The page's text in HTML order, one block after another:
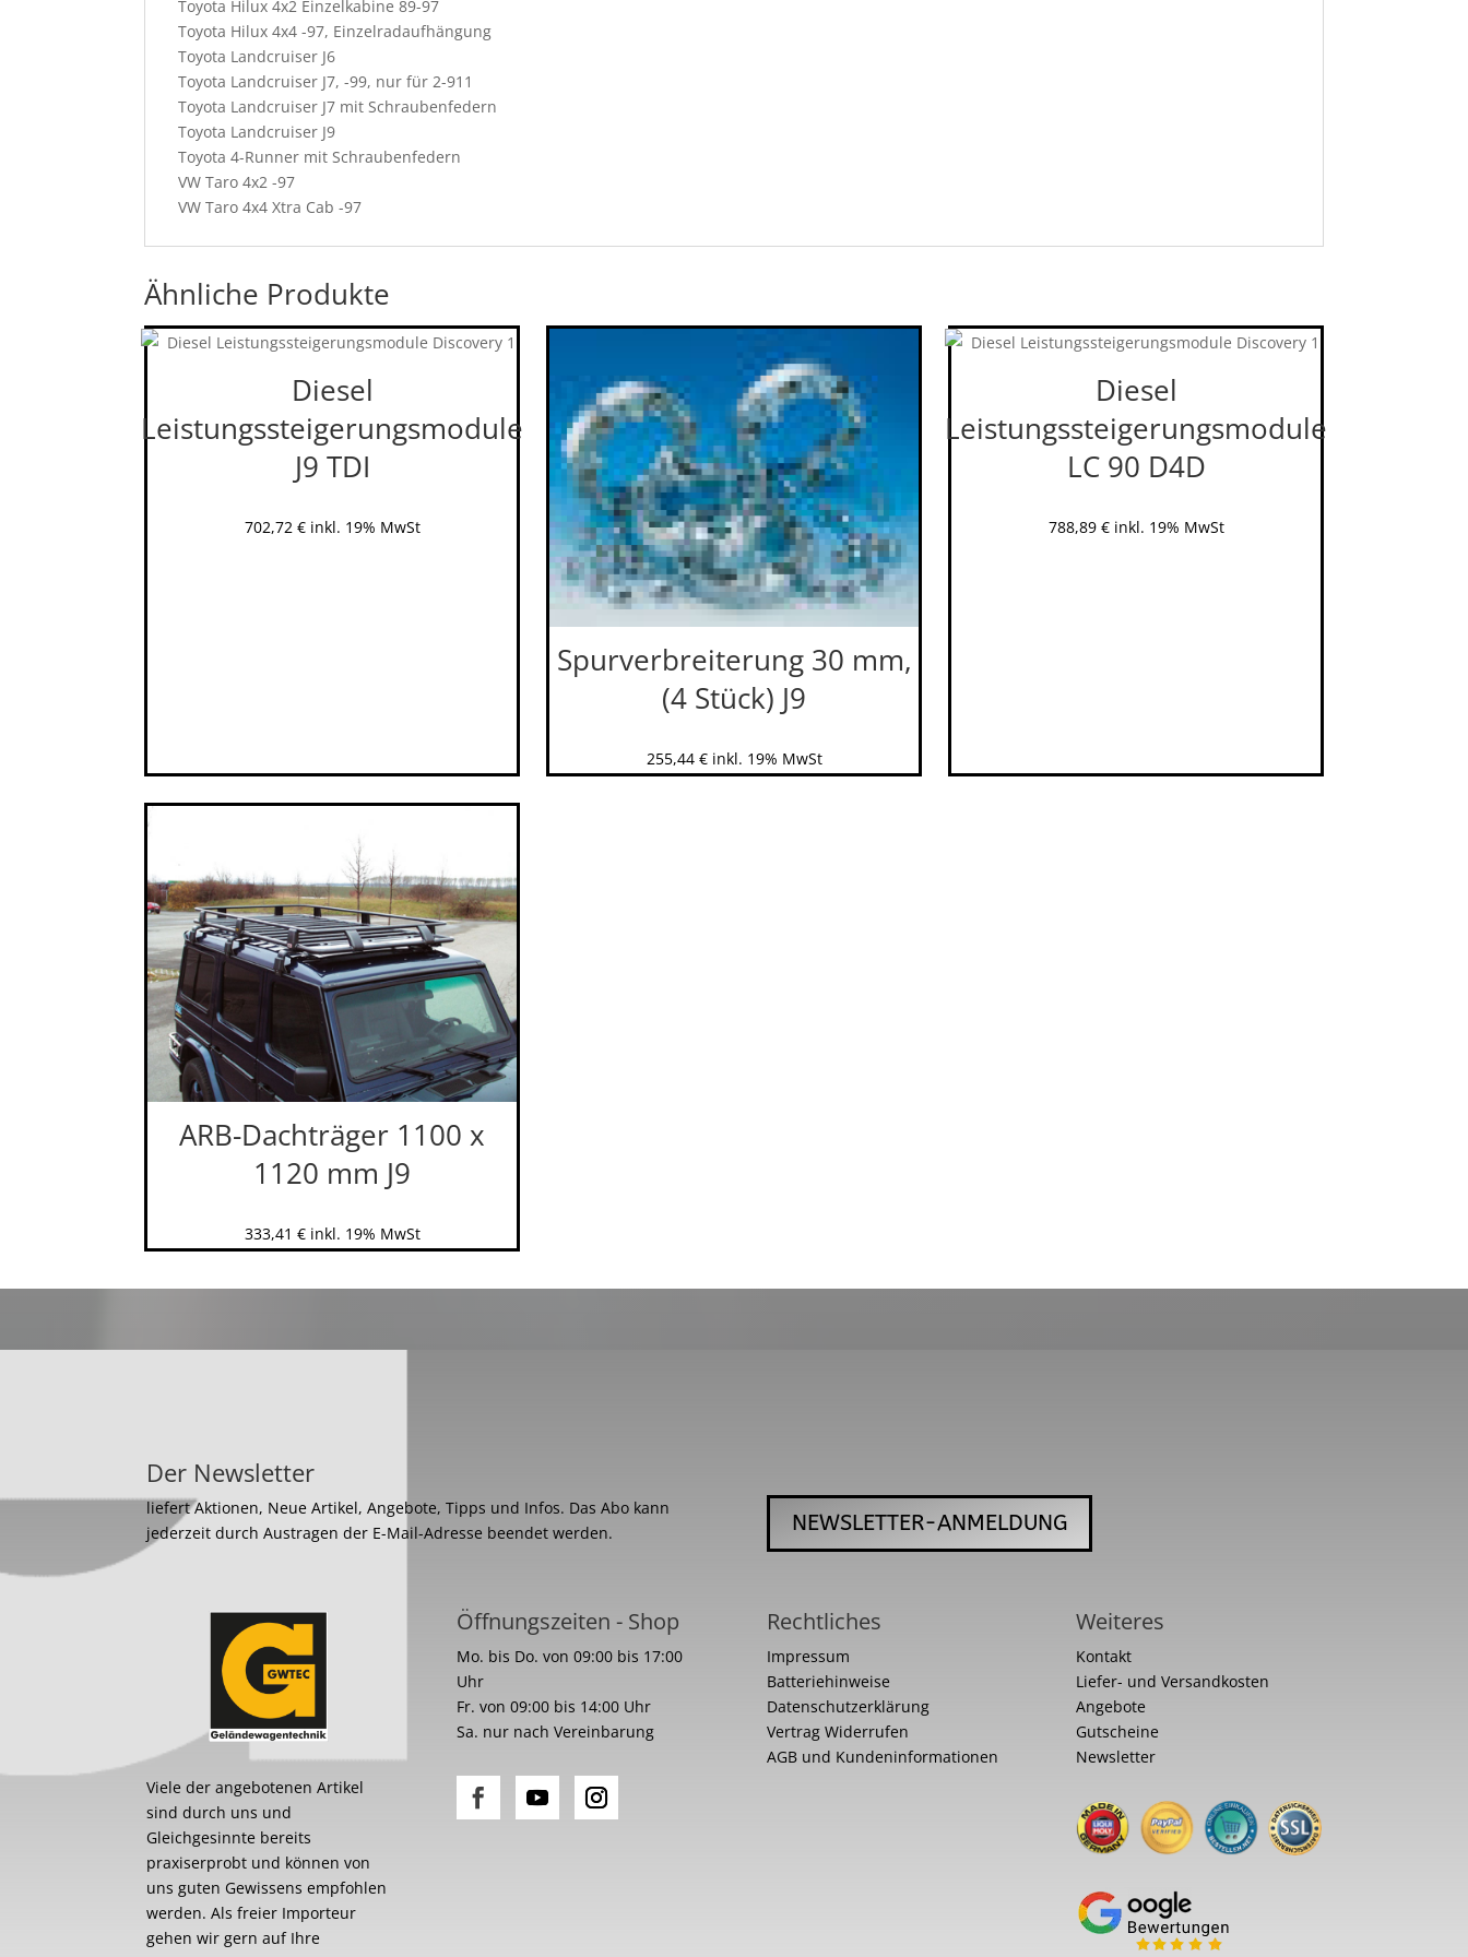
Toyota Hilux 4x2 Einzelkabine 89-97
Toyota Hilux 4x4 -97, Einzelradaufhängung
Toyota Landcruiser J6
Toyota Landcruiser J7, -99, nur für 2-911
Toyota Landcruiser J7 mit Schraubenfedern
Toyota Landcruiser J9
Toyota 4-Runner mit Schraubenfedern
VW Taro 4x2 -97
VW Taro 4x4 Xtra Cab -97
Ähnliche Produkte
Diesel
Leistungssteigerungsmodule
J9 TDI
702,72 € inkl. 19% MwSt
Spurverbreiterung 30 mm,
(4 Stück) J9
255,44 € inkl. 19% MwSt
Diesel
Leistungssteigerungsmodule
LC 90 D4D
788,89 € inkl. 19% MwSt
ARB-Dachträger 1100 x
1120 mm J9
333,41 € inkl. 19% MwSt
Der Newsletter
liefert Aktionen, Neue Artikel, Angebote, Tipps und Infos. Das Abo kann
jederzeit durch Austragen der E-Mail-Adresse beendet werden.
NEWSLETTER-ANMELDUNG
Viele der angebotenen Artikel
sind durch uns und
Gleichgesinnte bereits
praxiserprobt und können von
uns guten Gewissens empfohlen
werden. Als freier Importeur
gehen wir gern auf Ihre
Öffnungszeiten - Shop
Mo. bis Do. von 09:00 bis 17:00
Uhr
Fr. von 09:00 bis 14:00 Uhr
Sa. nur nach Vereinbarung
Rechtliches
Impressum
Batteriehinweise
Datenschutzerklärung
Vertrag Widerrufen
AGB und Kundeninformationen
Weiteres
Kontakt
Liefer- und Versandkosten
Angebote
Gutscheine
Newsletter